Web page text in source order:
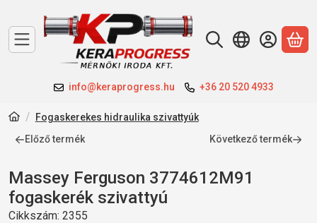
info@keraprogress.hu +36 20 520 4933
A
Fogaskerekes hidraulika szivattyúk
Előző termék
Következő termék
Massey Ferguson 3774612M91
fogaskerék szivattyú
Cikkszám: 2355